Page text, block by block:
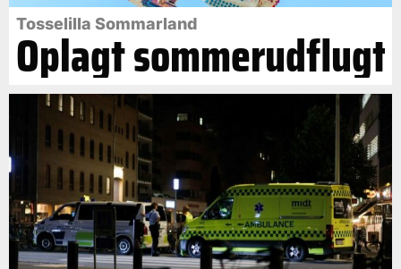
Tosselilla Sommarland
Oplagt sommerudflugt